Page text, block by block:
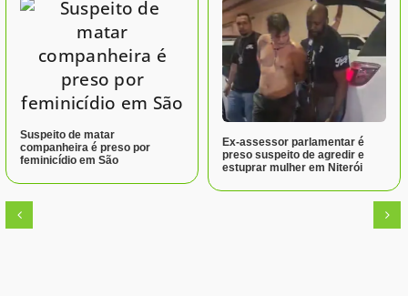
Suspeito de matar
companheira é preso por
feminicídio em São
Ex-assessor parlamentar é
preso suspeito de agredir e
estuprar mulher em Niterói